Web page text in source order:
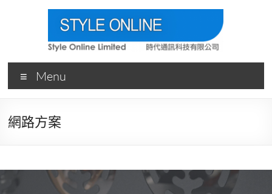
Menu
網路方案